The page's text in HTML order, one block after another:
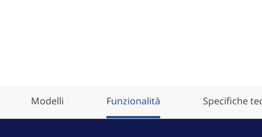
Modelli Funzionalità Specifiche